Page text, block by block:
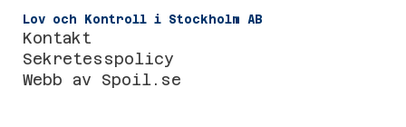
Lov och Kontroll i Stockholm AB
Kontakt
Sekretesspolicy
Webb av Spoil.se